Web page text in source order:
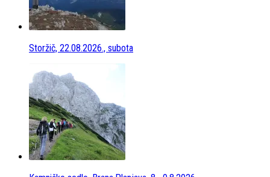
Storžič, 22.08.2026., subota